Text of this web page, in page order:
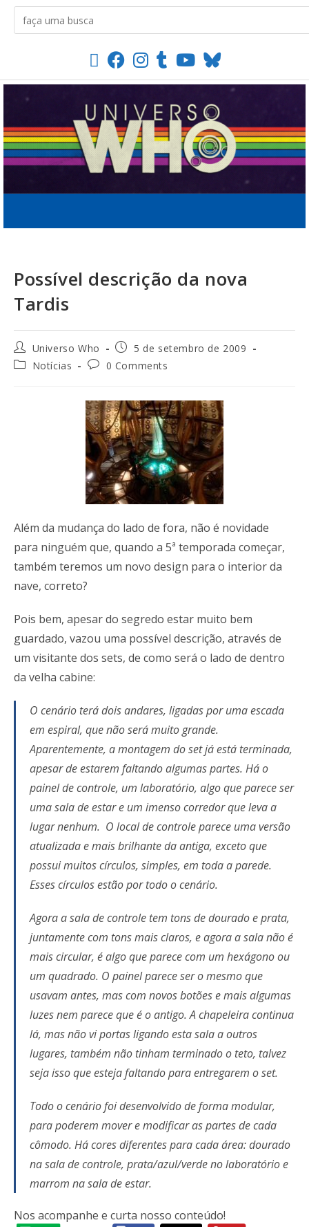
Possível descrição da nova
Tardis
Universo Who
5 de setembro de 2009
Notícias
0 Comments
Além da mudança do lado de fora, não é novidade
para ninguém que, quando a 5ª temporada começar,
também teremos um novo design para o interior da
nave, correto?
Pois bem, apesar do segredo estar muito bem
guardado, vazou uma possível descrição, através de
um visitante dos sets, de como será o lado de dentro
da velha cabine:
O cenário terá dois andares, ligadas por uma escada
em espiral, que não será muito grande.
Aparentemente, a montagem do set já está terminada,
apesar de estarem faltando algumas partes. Há o
painel de controle, um laboratório, algo que parece ser
uma sala de estar e um imenso corredor que leva a
lugar nenhum. O local de controle parece uma versão
atualizada e mais brilhante da antiga, exceto que
possui muitos círculos, simples, em toda a parede.
Esses círculos estão por todo o cenário.
Agora a sala de controle tem tons de dourado e prata,
juntamente com tons mais claros, e agora a sala não é
mais circular, é algo que parece com um hexágono ou
um quadrado. O painel parece ser o mesmo que
usavam antes, mas com novos botões e mais algumas
luzes nem parece que é o antigo. A chapeleira continua
lá, mas não vi portas ligando esta sala a outros
lugares, também não tinham terminado o teto, talvez
seja isso que esteja faltando para entregarem o set.
Todo o cenário foi desenvolvido de forma modular,
para poderem mover e modificar as partes de cada
cômodo. Há cores diferentes para cada área: dourado
na sala de controle, prata/azul/verde no laboratório e
marrom na sala de estar.
Nos acompanhe e curta nosso conteúdo!